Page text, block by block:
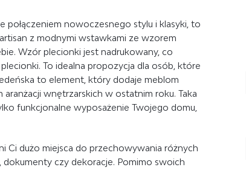
połączeniem nowoczesnego stylu i klasyki, to
z modnymi wstawkami ze wzorem
Wzór plecionki jest nadrukowany, co
To idealna propozycja dla osób, które
to element, który dodaje meblom
wnętrzarskich w ostatnim roku. Taka
funkcjonalne wyposażenie Twojego domu,
Ci dużo miejsca do przechowywania różnych
dokumenty czy dekoracje. Pomimo swoich